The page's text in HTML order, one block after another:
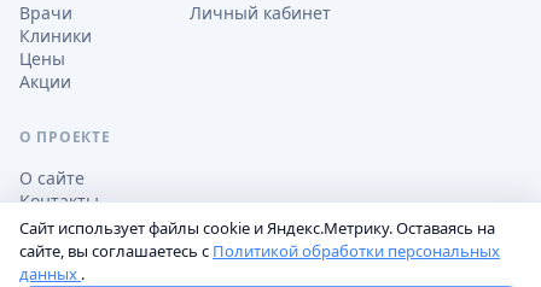
Врачи
Клиники
Цены
Акции
Личный кабинет
О ПРОЕКТЕ
О сайте
Контакты
Обработка персональных данных
Сайт использует файлы cookie и Яндекс.Метрику. Оставаясь на
сайте, вы соглашаетесь с Политикой обработки персональных
данных .